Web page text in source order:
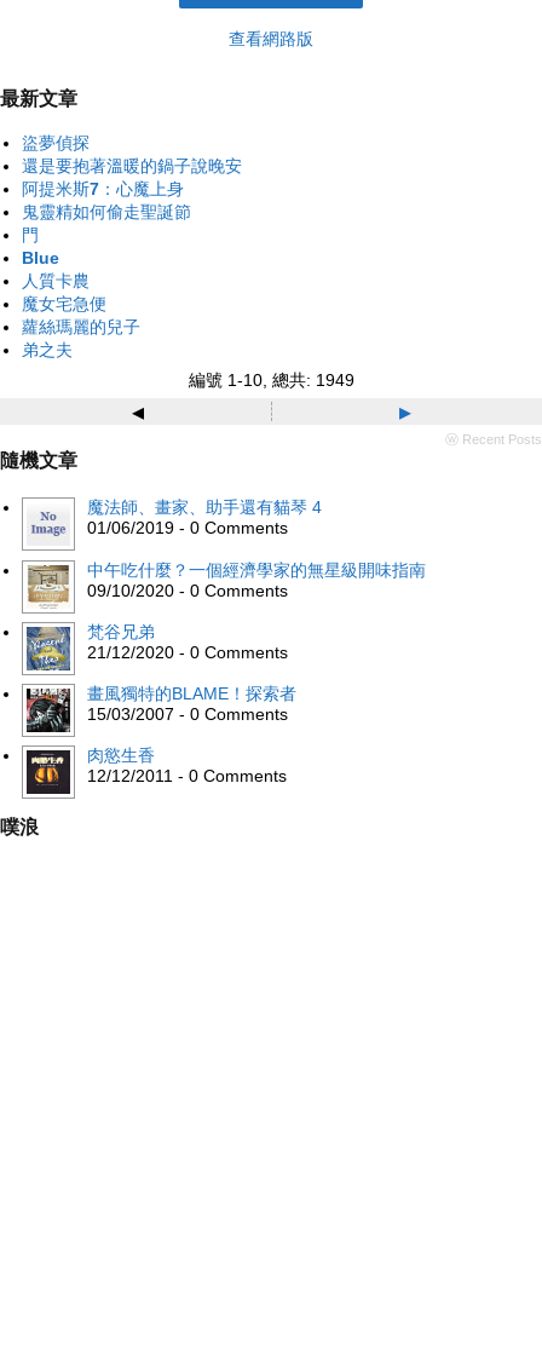
查看網路版
最新文章
盜夢偵探
還是要抱著溫暖的鍋子說晚安
阿提米斯7：心魔上身
鬼靈精如何偷走聖誕節
門
Blue
人質卡農
魔女宅急便
蘿絲瑪麗的兒子
弟之夫
編號 1-10, 總共: 1949
◂ ▸
ⓦ Recent Posts
隨機文章
魔法師、畫家、助手還有貓琴 4
01/06/2019 - 0 Comments
中午吃什麼？一個經濟學家的無星級開味指南
09/10/2020 - 0 Comments
梵谷兄弟
21/12/2020 - 0 Comments
畫風獨特的BLAME！探索者
15/03/2007 - 0 Comments
肉慾生香
12/12/2011 - 0 Comments
噗浪